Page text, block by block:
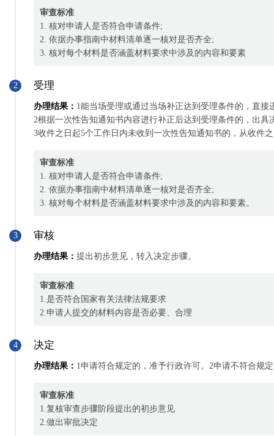
审查标准
1. 核对申请人是否符合申请条件;
2. 依据办事指南中材料清单逐一核对是否齐全;
3. 核对每个材料是否涵盖材料要求中涉及的内容和要素
2 受理
办理结果： 1能当场受理或通过当场补正达到受理条件的，直接
2根据一次性告知通知书内容进行补正后达到受理条件的，出具
3收件之日起5个工作日内未收到一次性告知通知书的，从收件
审查标准
1. 核对申请人是否符合申请条件;
2. 依据办事指南中材料清单逐一核对是否齐全;
3. 核对每个材料是否涵盖材料要求中涉及的内容和要素。
3 审核
办理结果： 提出初步意见，转入决定步骤。
审查标准
1.是否符合国家有关法律法规要求
2.申请人提交的材料内容是否必要、合理
4 决定
办理结果： 1申请符合规定的，准予行政许可。2申请不符合规
审查标准
1.复核审查步骤阶段提出的初步意见
2.做出审批决定